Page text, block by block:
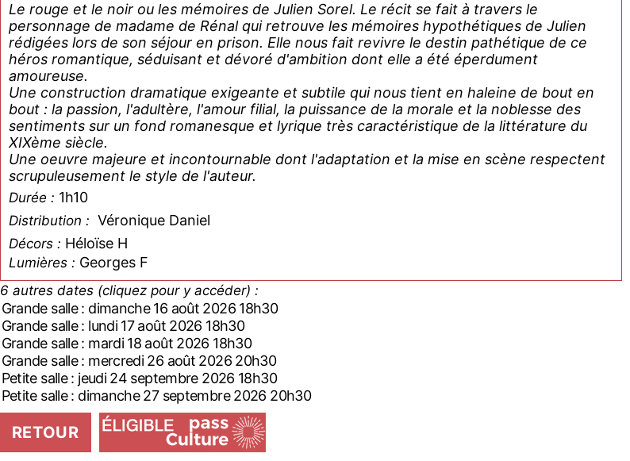
Le rouge et le noir ou les mémoires de Julien Sorel. Le récit se fait à travers le
personnage de madame de Rénal qui retrouve les mémoires hypothétiques de Julien
rédigées lors de son séjour en prison. Elle nous fait revivre le destin pathétique de ce
héros romantique, séduisant et dévoré d'ambition dont elle a été éperdument
amoureuse.
Une construction dramatique exigeante et subtile qui nous tient en haleine de bout en
bout : la passion, l'adultère, l'amour filial, la puissance de la morale et la noblesse des
sentiments sur un fond romanesque et lyrique très caractéristique de la littérature du
XIXème siècle.
Une oeuvre majeure et incontournable dont l'adaptation et la mise en scène respectent
scrupuleusement le style de l'auteur.
Durée : 1h10
Distribution : Véronique Daniel
Décors : Héloïse H
Lumières : Georges F
6 autres dates (cliquez pour y accéder) :
Grande salle : dimanche 16 août 2026 18h30
Grande salle : lundi 17 août 2026 18h30
Grande salle : mardi 18 août 2026 18h30
Grande salle : mercredi 26 août 2026 20h30
Petite salle : jeudi 24 septembre 2026 18h30
Petite salle : dimanche 27 septembre 2026 20h30